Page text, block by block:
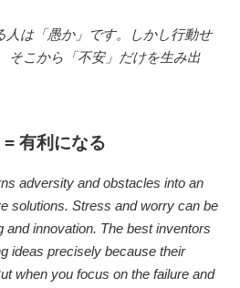
人は「愚か」です。しかし行動せ
そこから「不安」だけを生み出
有利になる
adversity and obstacles into an
solutions. Stress and worry can be
and innovation. The best inventors
ideas precisely because their
when you focus on the failure and